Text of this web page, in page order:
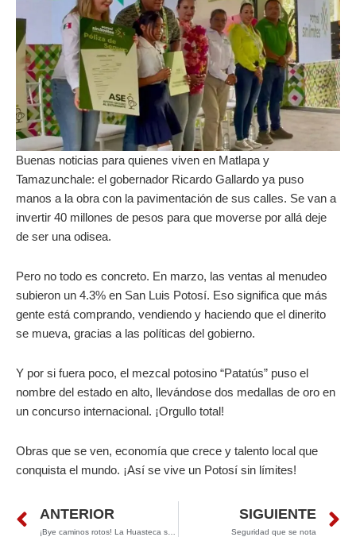
Buenas noticias para quienes viven en Matlapa y
Tamazunchale: el gobernador Ricardo Gallardo ya puso
manos a la obra con la pavimentación de sus calles. Se van a
invertir 40 millones de pesos para que moverse por allá deje
de ser una odisea.
Pero no todo es concreto. En marzo, las ventas al menudeo
subieron un 4.3% en San Luis Potosí. Eso significa que más
gente está comprando, vendiendo y haciendo que el dinerito
se mueva, gracias a las políticas del gobierno.
Y por si fuera poco, el mezcal potosino “Patatús” puso el
nombre del estado en alto, llevándose dos medallas de oro en
un concurso internacional. ¡Orgullo total!
Obras que se ven, economía que crece y talento local que
conquista el mundo. ¡Así se vive un Potosí sin límites!
Prev
ANTERIOR SIGUIENTE
Seguridad que se nota